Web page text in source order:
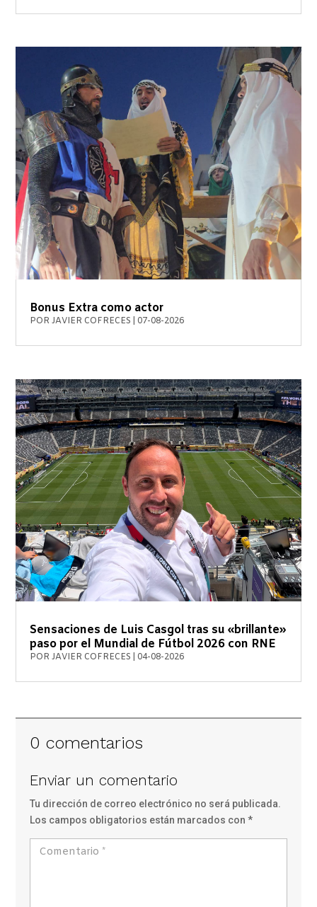
Bonus Extra como actor
PORJAVIER COFRECES 07-08-2026
Sensaciones de Luis Casgol tras su «brillante»
paso por el Mundial de Fútbol 2026 con RNE
PORJAVIER COFRECES 04-08-2026
0 comentarios
Enviar un comentario
Tu dirección de correo electrónico no será publicada.
Los campos obligatorios están marcados con*